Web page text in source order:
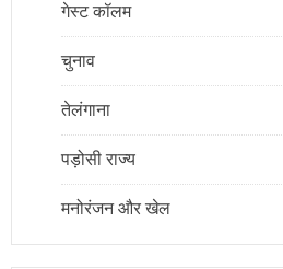
गेस्ट कॉलम
चुनाव
तेलंगाना
पड़ोसी राज्य
मनोरंजन और खेल